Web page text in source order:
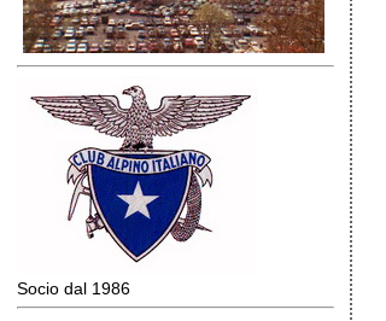
Socio dal 1986